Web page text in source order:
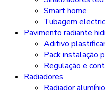
Smart home
Tubagem
Pavimento radiante
Aditivo
Pack instalação
Regulação e
Radiadores
Radiador alumínio